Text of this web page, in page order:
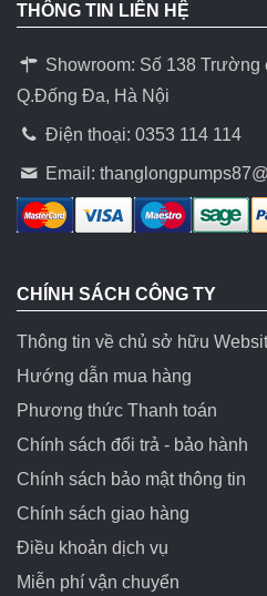
THÔNG TIN LIÊN HỆ
Showroom: Số 138
Q.Đống Đa, Hà Nội
Điện thoại: 0353 114 114
Email:
CHÍNH SÁCH CÔNG TY
Thông tin về chủ sở hữu
Hướng dẫn mua hàng
Phương thức Thanh toán
Chính sách đổi trả - bảo hành
Chính sách bảo mật thông tin
Chính sách giao hàng
Điều khoản dịch vụ
Miễn phí vận chuyển